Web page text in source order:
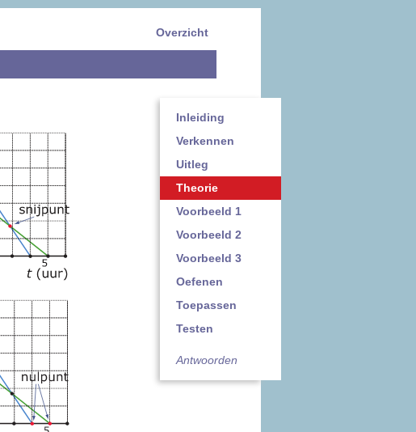
Overzicht
Inleiding
Verkennen
Uitleg
Theorie
Voorbeeld 1
Voorbeeld 2
Voorbeeld 3
Oefenen
Toepassen
Testen
Antwoorden